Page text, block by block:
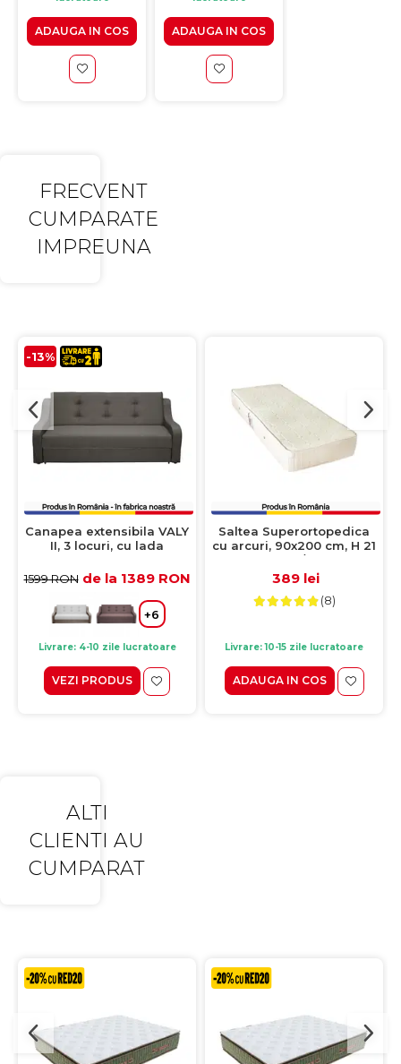
ADAUGA IN COS ADAUGA IN COS
FRECVENT
CUMPARATE
IMPREUNA
-13%
Canapea extensibila VALY
II, 3 locuri, cu lada
215x90x95 cm
1599 RON de la 1389 RON
+6
Livrare: 4-10 zile lucratoare
VEZI PRODUS
Saltea Superortopedica
cu arcuri, 90x200 cm, H 21
cm, fata vara/fata iarna,
crem
389 lei
(8)
Livrare: 10-15 zile lucratoare
ADAUGA IN COS
ALTI
CLIENTI AU
CUMPARAT